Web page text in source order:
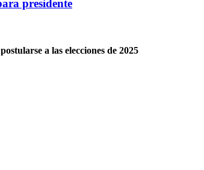
presidente
a las elecciones de 2025